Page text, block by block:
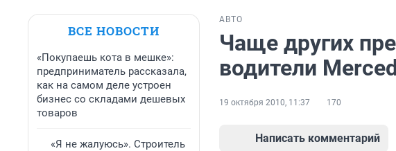
ВСЕ НОВОСТИ
«Покупаешь кота в мешке»:
предприниматель рассказала,
как на самом деле устроен
бизнес со складами дешевых
товаров
«Я не жалуюсь». Строитель
АВТО
Чаще других
водители
19 октября 2010, 11:37 170
Написать комментарий